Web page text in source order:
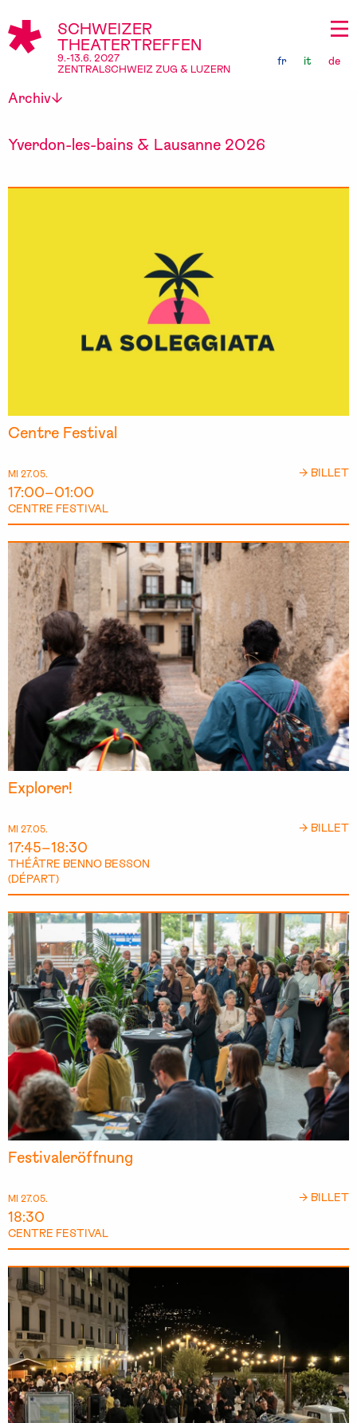
SCHWEIZER
THEATERTREFFEN
9.-13.6. 2027
ZENTRALSCHWEIZ ZUG & LUZERN
fr it de
Archiv
Yverdon-les-bains & Lausanne 2026
MI 27.05.
17:00–01:00
CENTRE FESTIVAL
Centre Festival
→ BILLET
MI 27.05.
17:45–18:30
THÉÂTRE BENNO BESSON
(DÉPART)
Explorer!
→ BILLET
MI 27.05.
18:30
CENTRE FESTIVAL
Festivaleröffnung
→ BILLET